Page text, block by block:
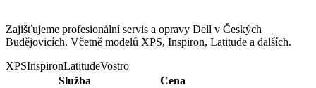
Zajišťujeme profesionální servis a opravy Dell v Českých
Budějovicích. Včetně modelů XPS, Inspiron, Latitude a dalších.
XPSInspironLatitudeVostro
Služba
Cena